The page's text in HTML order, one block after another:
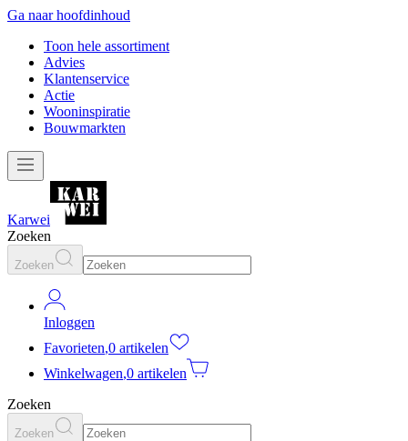
Ga naar hoofdinhoud
Toon hele assortiment
Advies
Klantenservice
Actie
Wooninspiratie
Bouwmarkten
Karwei
Zoeken
Zoeken
Inloggen
Favorieten,0 artikelen
Winkelwagen,0 artikelen
Zoeken
Zoeken